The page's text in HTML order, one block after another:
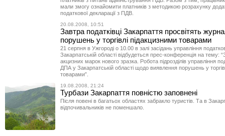
мали змогу ознайомити платників з методикою розрахунку
податкової декларації з ПДВ.
20.08.2008, 10:51
Завтра податківці Закарпаття просвітять
порушень у торгівлі підакцизними товарами
21 серпня в Ужгороді о 10.00 в залі засідань управління
Закарпатській області відбудеться прес-конференція на тему:
акцизних марок нового зразка. Робота підрозділів управління
ДПА у Закарпатській області щодо виявлення порушень у
товарами”.
19.08.2008, 21:24
Турбази Закарпаття повністю заповнені
Після повені в багатьох областях забракло туристів. Та в
відпочивальників не поменшало.